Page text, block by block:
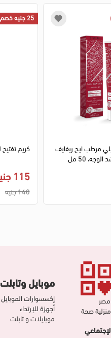
25 جنيه خصم
كريم تفتيح
115 جنيه
140 جنيه
مرطب ايج ريفايف
50 مل
صحة
موبايل وتابلت
إكسسوارات الموبايل
أجهزة للإرتداء
موبايلات و تابلت